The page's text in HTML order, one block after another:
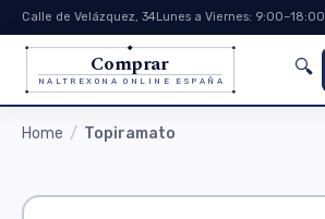
Calle de Velázquez, 34Lunes a Viernes: 9:00–18:00
Comprar
NALTREXONA ONLINE ESPAÑA
🔍
Home Topiramato